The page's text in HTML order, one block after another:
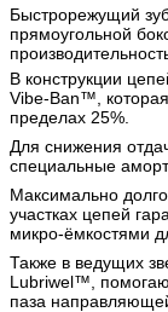
Быстрорежущий
прямоугольной
В конструкции
Vibe-Ban™,
пределах 25%.
Для снижения
специальные
Максимально
участках цепей
микро-ёмкостями
Также в ведущих
Lubriwel™,
паза